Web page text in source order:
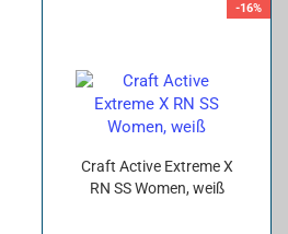
-16%
Craft Ac­ti­ve Ex­tre­me X
RN SS Women, weiß